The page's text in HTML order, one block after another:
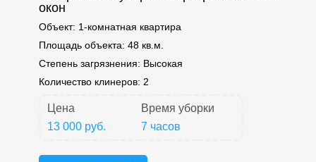
окон
Объект: 1-комнатная квартира
Площадь объекта: 48 кв.м.
Степень загрязнения: Высокая
Количество клинеров: 2
Цена
13 000 руб.
Время уборки
7 часов